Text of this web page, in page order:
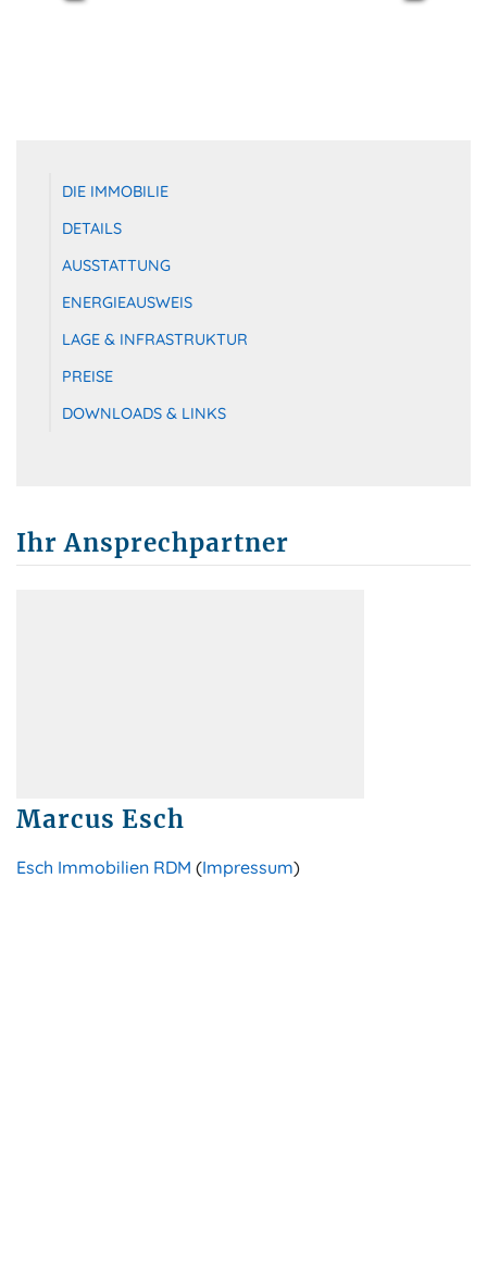
DIE IMMOBILIE
DETAILS
AUSSTATTUNG
ENERGIEAUSWEIS
LAGE & INFRASTRUKTUR
PREISE
DOWNLOADS & LINKS
Ihr Ansprechpartner
Marcus Esch
Esch Immobilien RDM (Impressum)